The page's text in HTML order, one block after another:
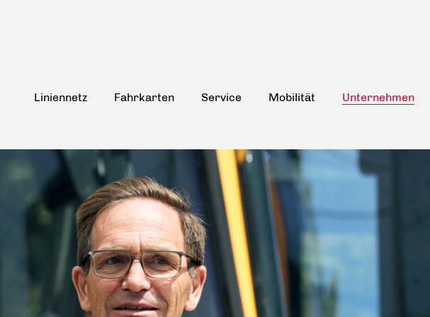
Liniennetz Fahrkarten Service Mobilität Unternehmen